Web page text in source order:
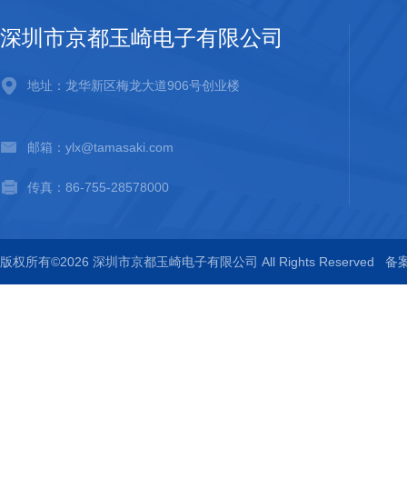
深圳市京都玉崎电子有限公司
地址：龙华新区梅龙大道906号创业楼
邮箱：ylx@tamasaki.com
传真：86-755-28578000
版权所有©2026 深圳市京都玉崎电子有限公司 All Rights Reserved 备